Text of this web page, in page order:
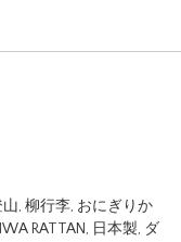
, 柳行李, おにぎりか
RATTAN, 日本製, ダ